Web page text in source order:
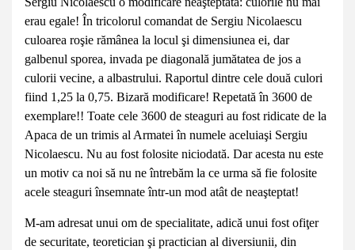
erau egale! În tricolorul comandat de Sergiu Nicolaescu
culoarea roşie rămânea la locul şi dimensiunea ei, dar
galbenul sporea, invada pe diagonală jumătatea de jos a
culorii vecine, a albastrului. Raportul dintre cele două culori
fiind 1,25 la 0,75. Bizară modificare! Repetată în 3600 de
exemplare!! Toate cele 3600 de steaguri au fost ridicate de la
Apaca de un trimis al Armatei în numele aceluiaşi Sergiu
Nicolaescu. Nu au fost folosite niciodată. Dar acesta nu este
un motiv ca noi să nu ne întrebăm la ce urma să fie folosite
acele steaguri însemnate într-un mod atât de neaşteptat!
M-am adresat unui om de specialitate, adică unui fost ofiţer
de securitate, teoretician şi practician al diversiunii, din